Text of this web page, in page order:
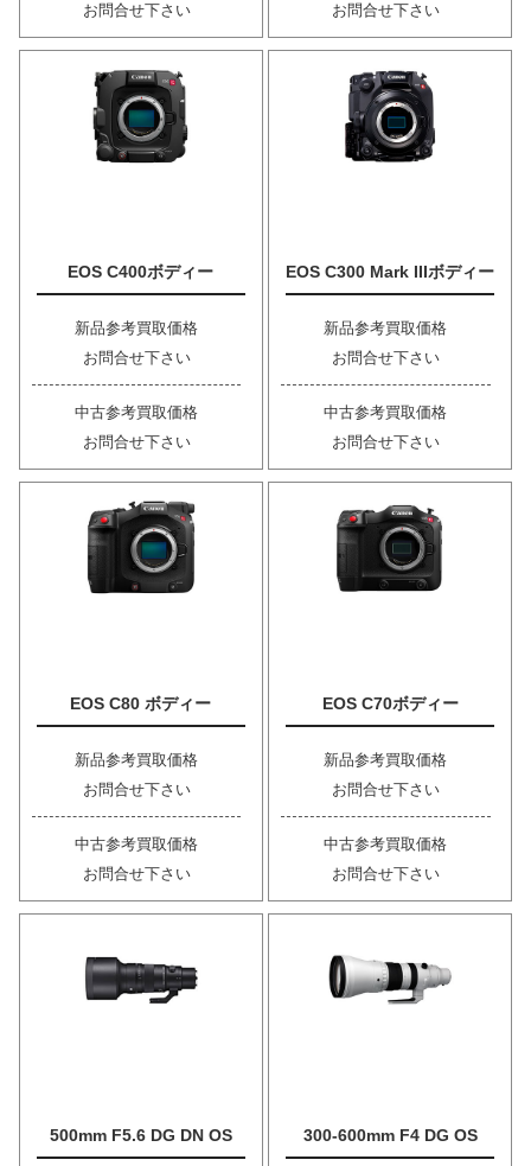
お問合せ下さい
お問合せ下さい
EOS C400ボディー
新品参考買取価格
お問合せ下さい
中古参考買取価格
お問合せ下さい
EOS C300 Mark IIIボディー
新品参考買取価格
お問合せ下さい
中古参考買取価格
お問合せ下さい
EOS C80 ボディー
新品参考買取価格
お問合せ下さい
中古参考買取価格
お問合せ下さい
EOS C70ボディー
新品参考買取価格
お問合せ下さい
中古参考買取価格
お問合せ下さい
500mm F5.6 DG DN OS 300-600mm F4 DG OS